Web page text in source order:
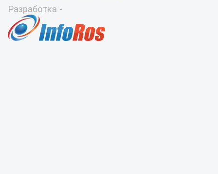
Разработка -